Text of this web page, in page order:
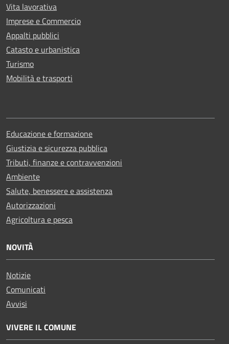
Vita lavorativa
Imprese e Commercio
Appalti pubblici
Catasto e urbanistica
Turismo
Mobilità e trasporti
Educazione e formazione
Giustizia e sicurezza pubblica
Tributi, finanze e contravvenzioni
Ambiente
Salute, benessere e assistenza
Autorizzazioni
Agricoltura e pesca
NOVITÀ
Notizie
Comunicati
Avvisi
VIVERE IL COMUNE